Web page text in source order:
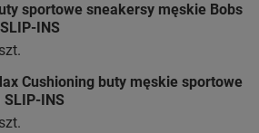
sportowe sneakersy męskie Bobs
INS
szt.
Cushioning buty męskie sportowe
INS
szt.